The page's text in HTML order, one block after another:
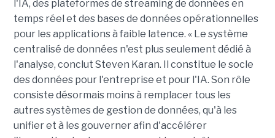
l'IA, des plateformes de streaming de données en
temps réel et des bases de données opérationnelles
pour les applications à faible latence. « Le système
centralisé de données n'est plus seulement dédié à
l'analyse, conclut Steven Karan. Il constitue le socle
des données pour l'entreprise et pour l'IA. Son rôle
consiste désormais moins à remplacer tous les
autres systèmes de gestion de données, qu'à les
unifier et à les gouverner afin d'accélérer